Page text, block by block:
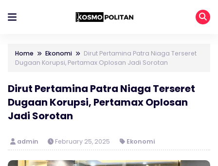
Home Ekonomi
Dirut Pertamina Patra Niaga Terseret
Dugaan Korupsi, Pertamax Oplosan Jadi Sorotan
Dirut Pertamina Patra Niaga Terseret
Dugaan Korupsi, Pertamax Oplosan
Jadi Sorotan
admin February 25, 2025 Ekonomi